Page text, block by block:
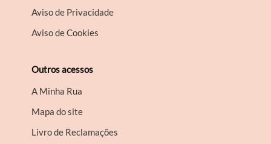
Aviso de Privacidade
Aviso de Cookies
Outros acessos
A Minha Rua
Mapa do site
Livro de Reclamações